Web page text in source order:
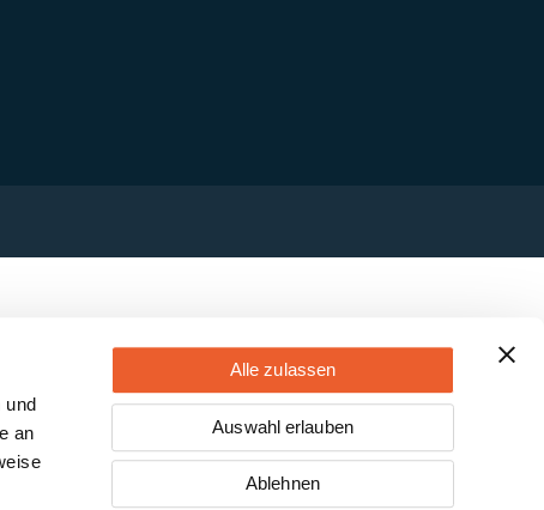
und
an
Alle zulassen
Auswahl erlauben
Ablehnen